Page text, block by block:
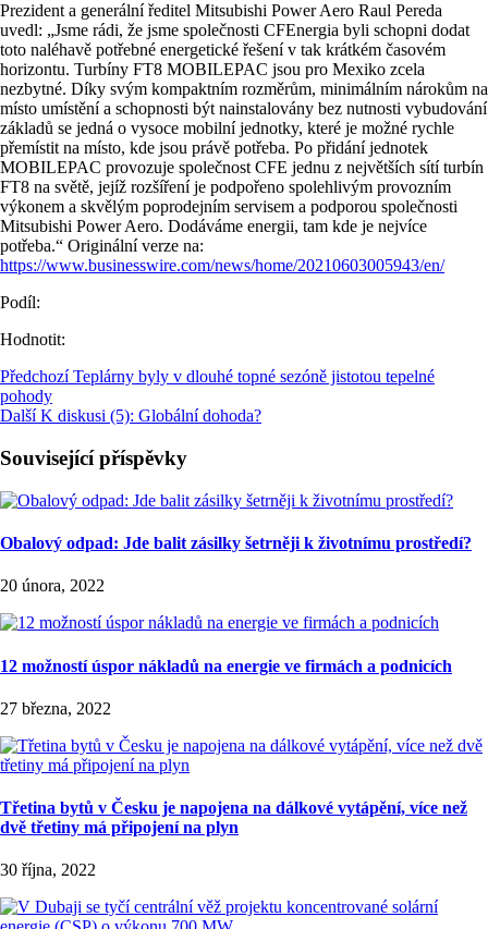
Prezident a generální ředitel Mitsubishi Power Aero Raul Pereda
uvedl: „Jsme rádi, že jsme společnosti CFEnergia byli schopni dodat
toto naléhavě potřebné energetické řešení v tak krátkém časovém
horizontu. Turbíny FT8 MOBILEPAC jsou pro Mexiko zcela
nezbytné. Díky svým kompaktním rozměrům, minimálním nárokům na
místo umístění a schopnosti být nainstalovány bez nutnosti vybudování
základů se jedná o vysoce mobilní jednotky, které je možné rychle
přemístit na místo, kde jsou právě potřeba. Po přidání jednotek
MOBILEPAC provozuje společnost CFE jednu z největších sítí turbín
FT8 na světě, jejíž rozšíření je podpořeno spolehlivým provozním
výkonem a skvělým poprodejním servisem a podporou společnosti
Mitsubishi Power Aero. Dodáváme energii, tam kde je nejvíce
potřeba.“ Originální verze na:
https://www.businesswire.com/news/home/20210603005943/en/
Podíl:
Hodnotit:
Předchozí Teplárny byly v dlouhé topné sezóně jistotou tepelné
pohody
Další K diskusi (5): Globální dohoda?
Související příspěvky
Obalový odpad: Jde balit zásilky šetrněji k životnímu prostředí?
20 února, 2022
12 možností úspor nákladů na energie ve firmách a podnicích
27 března, 2022
Třetina bytů v Česku je napojena na dálkové vytápění, více než
dvě třetiny má připojení na plyn
30 října, 2022